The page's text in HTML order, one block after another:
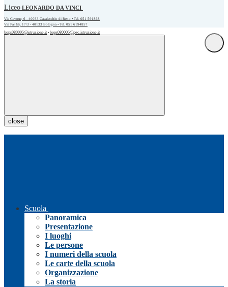
Liceo LEONARDO DA VINCI
Via Cavour, 6 - 40033 Casalecchio di Reno • Tel. 051 591868
Via Panfili, 17/3 - 40133 Bologna • Tel. 051 6194857
bops080005@istruzione.it • bops080005@pec.istruzione.it
close
Scuola
Panoramica
Presentazione
I luoghi
Le persone
I numeri della scuola
Le carte della scuola
Organizzazione
La storia